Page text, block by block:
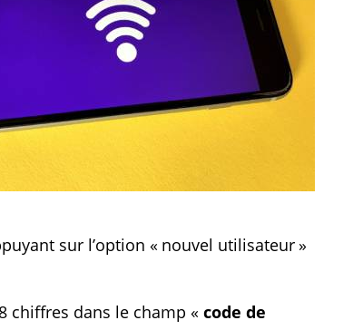
sur l’option « nouvel utilisateur »
chiffres dans le champ « code de